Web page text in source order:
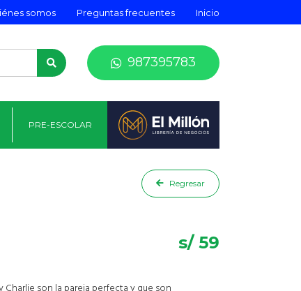
somos Preguntas frecuentes Inicio
987395783
PRE-ESCOLAR
Regresar
s/ 59